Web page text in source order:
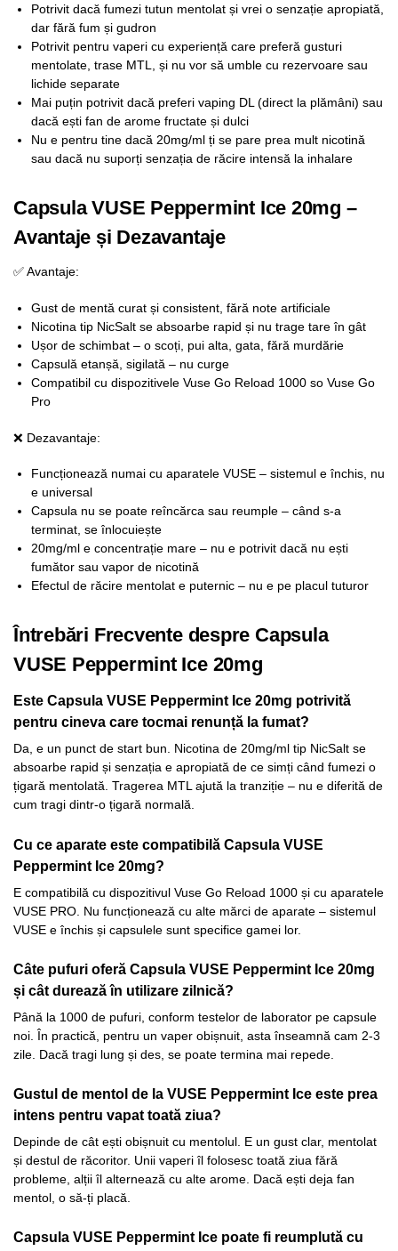
Potrivit dacă fumezi tutun mentolat și vrei o senzație apropiată,
dar fără fum și gudron
Potrivit pentru vaperi cu experiență care preferă gusturi
mentolate, trase MTL, și nu vor să umble cu rezervoare sau
lichide separate
Mai puțin potrivit dacă preferi vaping DL (direct la plămâni) sau
dacă ești fan de arome fructate și dulci
Nu e pentru tine dacă 20mg/ml ți se pare prea mult nicotină
sau dacă nu suporți senzația de răcire intensă la inhalare
Capsula VUSE Peppermint Ice 20mg –
Avantaje și Dezavantaje
✅ Avantaje:
Gust de mentă curat și consistent, fără note artificiale
Nicotina tip NicSalt se absoarbe rapid și nu trage tare în gât
Ușor de schimbat – o scoți, pui alta, gata, fără murdărie
Capsulă etanșă, sigilată – nu curge
Compatibil cu dispozitivele Vuse Go Reload 1000 so Vuse Go
Pro
❌ Dezavantaje:
Funcționează numai cu aparatele VUSE – sistemul e închis, nu
e universal
Capsula nu se poate reîncărca sau reumple – când s-a
terminat, se înlocuiește
20mg/ml e concentrație mare – nu e potrivit dacă nu ești
fumător sau vapor de nicotină
Efectul de răcire mentolat e puternic – nu e pe placul tuturor
Întrebări Frecvente despre Capsula
VUSE Peppermint Ice 20mg
Este Capsula VUSE Peppermint Ice 20mg potrivită
pentru cineva care tocmai renunță la fumat?
Da, e un punct de start bun. Nicotina de 20mg/ml tip NicSalt se
absoarbe rapid și senzația e apropiată de ce simți când fumezi o
țigară mentolată. Tragerea MTL ajută la tranziție – nu e diferită de
cum tragi dintr-o țigară normală.
Cu ce aparate este compatibilă Capsula VUSE
Peppermint Ice 20mg?
E compatibilă cu dispozitivul Vuse Go Reload 1000 și cu aparatele
VUSE PRO. Nu funcționează cu alte mărci de aparate – sistemul
VUSE e închis și capsulele sunt specifice gamei lor.
Câte pufuri oferă Capsula VUSE Peppermint Ice 20mg
și cât durează în utilizare zilnică?
Până la 1000 de pufuri, conform testelor de laborator pe capsule
noi. În practică, pentru un vaper obișnuit, asta înseamnă cam 2-3
zile. Dacă tragi lung și des, se poate termina mai repede.
Gustul de mentol de la VUSE Peppermint Ice este prea
intens pentru vapat toată ziua?
Depinde de cât ești obișnuit cu mentolul. E un gust clar, mentolat
și destul de răcoritor. Unii vaperi îl folosesc toată ziua fără
probleme, alții îl alternează cu alte arome. Dacă ești deja fan
mentol, o să-ți placă.
Capsula VUSE Peppermint Ice poate fi reumplută cu